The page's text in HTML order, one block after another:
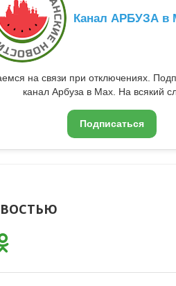
Канал АРБУЗА в
на связи при отключениях.
канал Арбуза в Max. На всякий
Подписаться